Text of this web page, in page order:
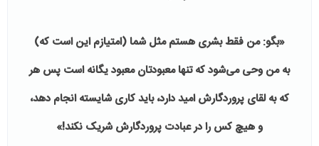
«بگو: من فقط بشرى هستم مثل شما (امتیازم این است كه)
به من وحى مى‏‌شود كه تنها معبودتان معبود یگانه است پس هر
كه به لقاى پروردگارش امید دارد، باید كارى شایسته انجام دهد،
و هیچ كس را در عبادت پروردگارش شریک نكند!»